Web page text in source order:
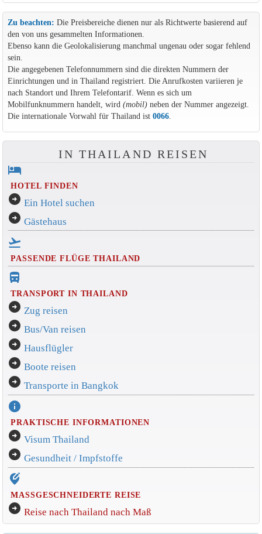
Zu beachten: Die Preisbereiche dienen nur als Richtwerte basierend auf
den von uns gesammelten Informationen.
Ebenso kann die Geolokalisierung manchmal ungenau oder sogar fehlend
sein.
Die angegebenen Telefonnummern sind die direkten Nummern der
Einrichtungen und in Thailand registriert. Die Anrufkosten variieren je
nach Standort und Ihrem Telefontarif. Wenn es sich um
Mobilfunknummern handelt, wird (mobil)neben der Nummer angezeigt.
Die internationale Vorwahl für Thailand ist 0066.
IN THAILAND REISEN
hotel
HOTEL FINDEN
arrow_circle_right Ein Hotel suchen
arrow_circle_right Gästehaus
flight_takeoff
PASSENDE FLÜGE THAILAND
directions_bus_filled
TRANSPORT IN THAILAND
arrow_circle_right Zug reisen
arrow_circle_right Bus/Van reisen
arrow_circle_right Hausflügler
arrow_circle_right Boote reisen
arrow_circle_right Transporte in Bangkok
info
PRAKTISCHE INFORMATIONEN
arrow_circle_right Visum Thailand
arrow_circle_right Gesundheit / Impfstoffe
edit_location_alt
MASSGESCHNEIDERTE REISE
arrow_circle_right Reise nach Thailand nach Maß